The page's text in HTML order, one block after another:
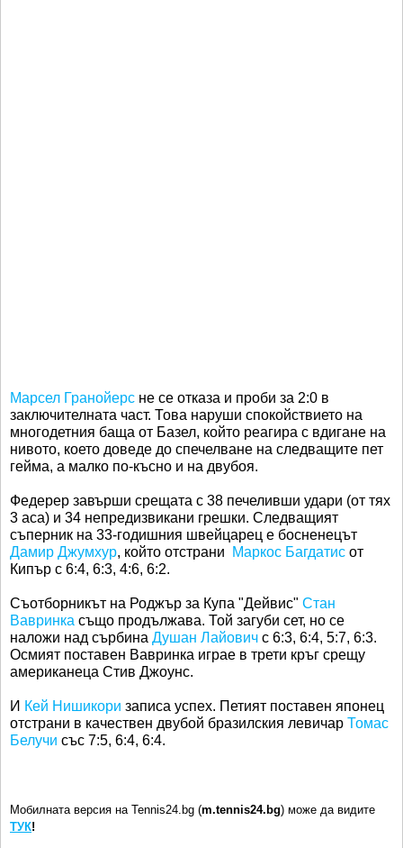
Марсел Гранойерс не се отказа и проби за 2:0 в
заключителната част. Това наруши спокойствието на
многодетния баща от Базел, който реагира с вдигане на
нивото, което доведе до спечелване на следващите пет
гейма, а малко по-късно и на двубоя.
Федерер завърши срещата с 38 печеливши удари (от тях
3 аса) и 34 непредизвикани грешки. Следващият
съперник на 33-годишния швейцарец е босненецът
Дамир Джумхур, който отстрани Маркос Багдатис от
Кипър с 6:4, 6:3, 4:6, 6:2.
Съотборникът на Роджър за Купа "Дейвис" Стан
Вавринка също продължава. Той загуби сет, но се
наложи над сърбина Душан Лайович с 6:3, 6:4, 5:7, 6:3.
Осмият поставен Вавринка играе в трети кръг срещу
американеца Стив Джоунс.
И Кей Нишикори записа успех. Петият поставен японец
отстрани в качествен двубой бразилския левичар Томас
Белучи със 7:5, 6:4, 6:4.
Мобилната версия на Tennis24.bg (m.tennis24.bg) може да видите
ТУК!